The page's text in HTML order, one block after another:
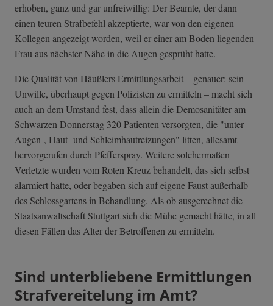
erhoben, ganz und gar unfreiwillig: Der Beamte, der dann
einen teuren Strafbefehl akzeptierte, war von den eigenen
Kollegen angezeigt worden, weil er einer am Boden liegenden
Frau aus nächster Nähe in die Augen gesprüht hatte.
Die Qualität von Häußlers Ermittlungsarbeit – genauer: sein
Unwille, überhaupt gegen Polizisten zu ermitteln – macht sich
auch an dem Umstand fest, dass allein die Demosanitäter am
Schwarzen Donnerstag 320 Patienten versorgten, die "unter
Augen-, Haut- und Schleimhautreizungen" litten, allesamt
hervorgerufen durch Pfefferspray. Weitere solchermaßen
Verletzte wurden vom Roten Kreuz behandelt, das sich selbst
alarmiert hatte, oder begaben sich auf eigene Faust außerhalb
des Schlossgartens in Behandlung. Als ob ausgerechnet die
Staatsanwaltschaft Stuttgart sich die Mühe gemacht hätte, in all
diesen Fällen das Alter der Betroffenen zu ermitteln.
Sind unterbliebene Ermittlungen
Strafvereitelung im Amt?